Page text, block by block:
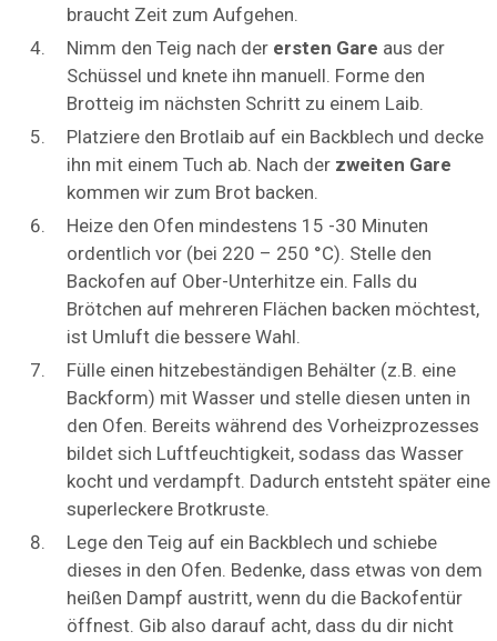
braucht Zeit zum Aufgehen.
Nimm den Teig nach der ersten Gare aus der
Schüssel und knete ihn manuell. Forme den
Brotteig im nächsten Schritt zu einem Laib.
Platziere den Brotlaib auf ein Backblech und decke
ihn mit einem Tuch ab. Nach der zweiten Gare
kommen wir zum Brot backen.
Heize den Ofen mindestens 15 -30 Minuten
ordentlich vor (bei 220 – 250 °C). Stelle den
Backofen auf Ober-Unterhitze ein. Falls du
Brötchen auf mehreren Flächen backen möchtest,
ist Umluft die bessere Wahl.
Fülle einen hitzebeständigen Behälter (z.B. eine
Backform) mit Wasser und stelle diesen unten in
den Ofen. Bereits während des Vorheizprozesses
bildet sich Luftfeuchtigkeit, sodass das Wasser
kocht und verdampft. Dadurch entsteht später eine
superleckere Brotkruste.
Lege den Teig auf ein Backblech und schiebe
dieses in den Ofen. Bedenke, dass etwas von dem
heißen Dampf austritt, wenn du die Backofentür
öffnest. Gib also darauf acht, dass du dir nicht